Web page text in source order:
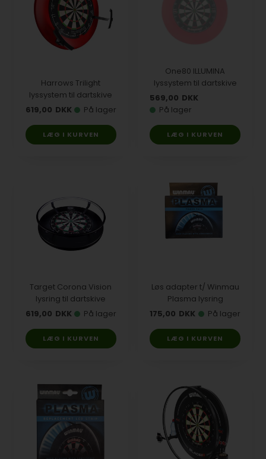
Harrows Trilight
lyssystem til dartskive
619,00 DKK På lager
One80 ILLUMINA
lyssystem til dartskive
569,00 DKK
På lager
Target Corona Vision
lysring til dartskive
619,00 DKK På lager
Løs adapter t/ Winmau
Plasma lysring
175,00 DKK På lager